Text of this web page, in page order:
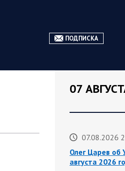
ПОДПИСКА
07
07.08.2026
Олег Царев об
августа 2026